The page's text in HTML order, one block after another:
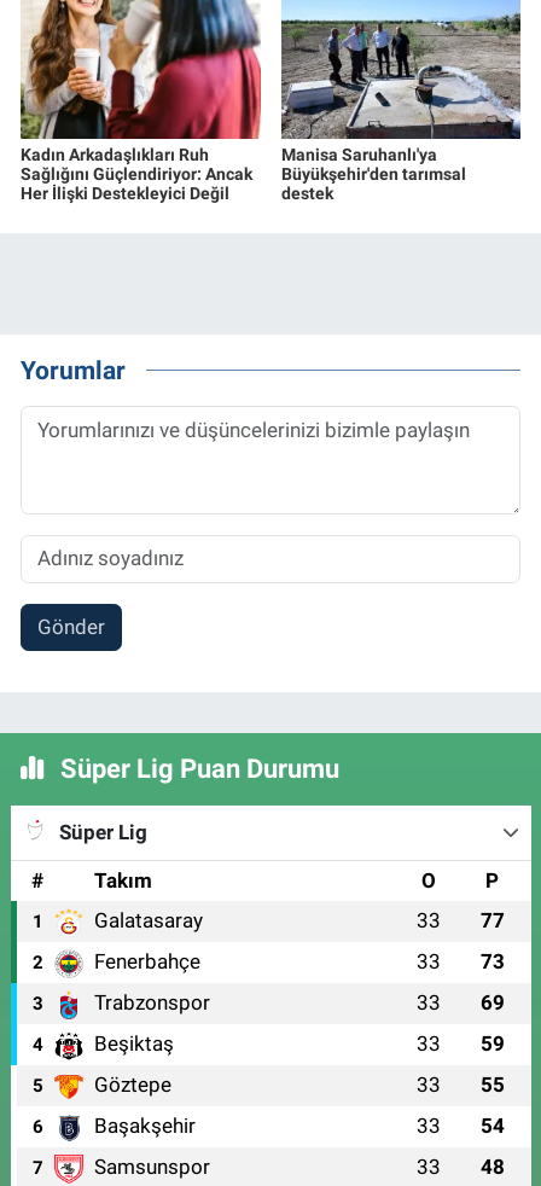
Kadın Arkadaşlıkları Ruh
Sağlığını Güçlendiriyor: Ancak
Her İlişki Destekleyici Değil
Manisa Saruhanlı'ya
Büyükşehir'den tarımsal
destek
Yorumlar
Gönder
Süper Lig Puan Durumu
Süper Lig
#
Takım O P
1 Galatasaray 33 77
2 Fenerbahçe 33 73
3 Trabzonspor 33 69
4 Beşiktaş 33 59
5 Göztepe 33 55
6 Başakşehir 33 54
7 Samsunspor 33 48